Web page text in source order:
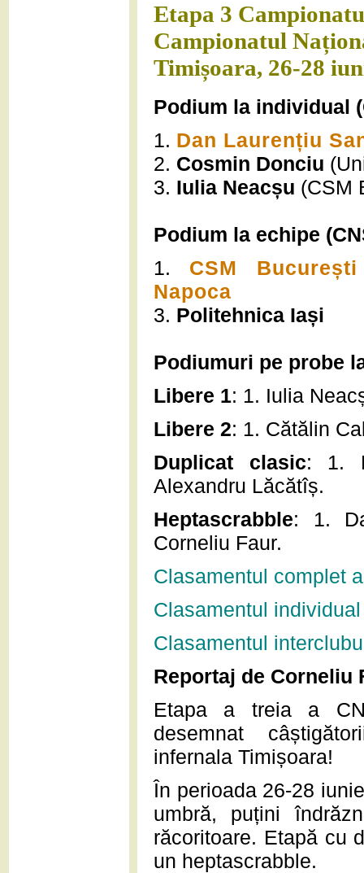
Etapa 3
Campionatul
Timișoara, 26-28
Podium la individual
1. Dan Laurențiu
2. Cosmin Donciu
3. Iulia Neacșu (CSM
Podium la echipe
1. CSM
Napoca
3. Politehnica Iași
Podiumuri pe probe
Libere 1: 1. Iulia
Libere 2: 1. Cătălin
Duplicat clasic: 1.
Alexandru Lăcătîș.
Heptascrabble: 1.
Corneliu Faur.
Clasamentul complet
Clasamentul
Clasamentul
Reportaj de Corneliu
Etapa a treia a
desemnat
infernala Timișoara!
În perioada 26-28
umbră, puțini
răcoritoare. Etapă cu
un heptascrabble.